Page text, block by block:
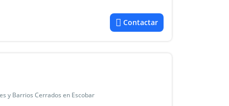
Contactar
y Barrios Cerrados en Escobar